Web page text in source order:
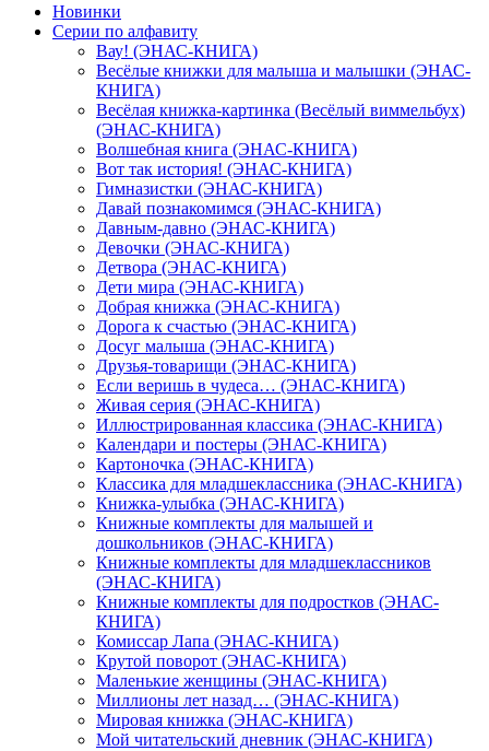
Новинки
Серии по алфавиту
Вау! (ЭНАС-КНИГА)
Весёлые книжки для малыша и малышки (ЭНАС-
КНИГА)
Весёлая книжка-картинка (Весёлый виммельбух)
(ЭНАС-КНИГА)
Волшебная книга (ЭНАС-КНИГА)
Вот так история! (ЭНАС-КНИГА)
Гимназистки (ЭНАС-КНИГА)
Давай познакомимся (ЭНАС-КНИГА)
Давным-давно (ЭНАС-КНИГА)
Девочки (ЭНАС-КНИГА)
Детвора (ЭНАС-КНИГА)
Дети мира (ЭНАС-КНИГА)
Добрая книжка (ЭНАС-КНИГА)
Дорога к счастью (ЭНАС-КНИГА)
Досуг малыша (ЭНАС-КНИГА)
Друзья-товарищи (ЭНАС-КНИГА)
Если веришь в чудеса… (ЭНАС-КНИГА)
Живая серия (ЭНАС-КНИГА)
Иллюстрированная классика (ЭНАС-КНИГА)
Календари и постеры (ЭНАС-КНИГА)
Картоночка (ЭНАС-КНИГА)
Классика для младшеклассника (ЭНАС-КНИГА)
Книжка-улыбка (ЭНАС-КНИГА)
Книжные комплекты для малышей и
дошкольников (ЭНАС-КНИГА)
Книжные комплекты для младшеклассников
(ЭНАС-КНИГА)
Книжные комплекты для подростков (ЭНАС-
КНИГА)
Комиссар Лапа (ЭНАС-КНИГА)
Крутой поворот (ЭНАС-КНИГА)
Маленькие женщины (ЭНАС-КНИГА)
Миллионы лет назад… (ЭНАС-КНИГА)
Мировая книжка (ЭНАС-КНИГА)
Мой читательский дневник (ЭНАС-КНИГА)